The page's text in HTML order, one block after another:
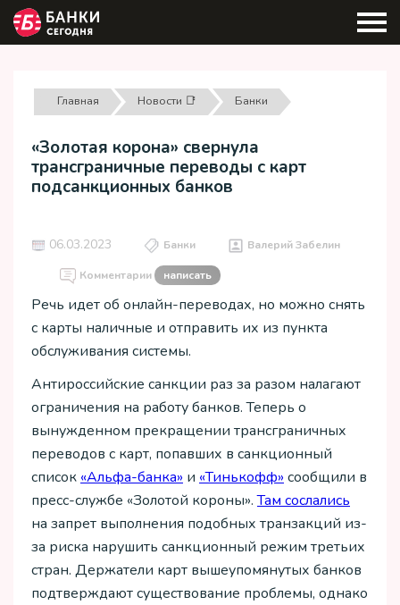
Главная Новости 📑 Банки
«Золотая корона» свернула
трансграничные переводы с карт
подсанкционных банков
06.03.2023 Банки Валерий Забелин
Комментарии написать
Речь идет об онлайн-переводах, но можно снять
с карты наличные и отправить их из пункта
обслуживания системы.
Антироссийские санкции раз за разом налагают
ограничения на работу банков. Теперь о
вынужденном прекращении трансграничных
переводов с карт, попавших в санкционный
список «Альфа-банка» и «Тинькофф» сообщили в
пресс-службе «Золотой короны».Там сослались
на запрет выполнения подобных транзакций из-
за риска нарушить санкционный режим третьих
стран. Держатели карт вышеупомянутых банков
подтверждают существование проблемы, однако